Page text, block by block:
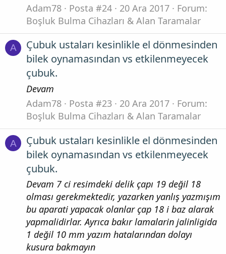
Adam78
Posta #24 20 Ara 2017
Forum:
Boşluk Bulma Cihazları & Alan Taramalar
A
Çubuk ustaları kesinlikle el dönmesinden
bilek oynamasından vs etkilenmeyecek
çubuk.
Devam
Adam78
Posta #23 20 Ara 2017
Forum:
Boşluk Bulma Cihazları & Alan Taramalar
A
Çubuk ustaları kesinlikle el dönmesinden
bilek oynamasından vs etkilenmeyecek
çubuk.
Devam 7 ci resimdeki delik çapı 19 değil 18
olması gerekmektedir, yazarken yanlış yazmışım
bu aparati yapacak olanlar çap 18 i baz alarak
yapmalidirlar. Ayrıca bakır lamalarin jalinligida
1 değil 10 mm yazım hatalarından dolayı
kusura bakmayın